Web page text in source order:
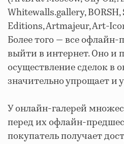
Whitewalls.gallery,
Editions, Artmajeur, Art-
Более того — все
выйти в интернет. Оно и
осуществление сделок в
значительно упрощает и
У онлайн-галерей
перед их офлайн-
покупатель получает